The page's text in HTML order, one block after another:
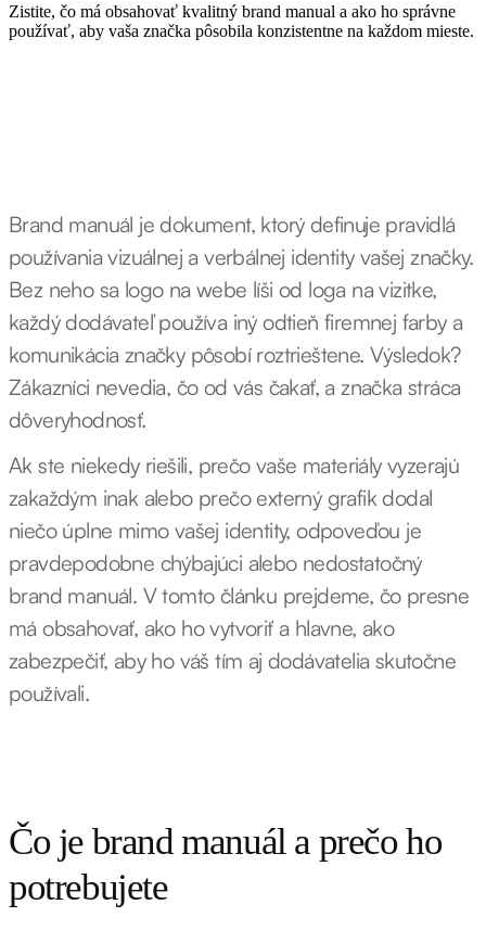
Zistite, čo má obsahovať kvalitný brand manual a ako ho správne
používať, aby vaša značka pôsobila konzistentne na každom mieste.
Brand manuál je dokument, ktorý definuje pravidlá
používania vizuálnej a verbálnej identity vašej značky.
Bez neho sa logo na webe líši od loga na vizitke,
každý dodávateľ používa iný odtieň firemnej farby a
komunikácia značky pôsobí roztrieštene. Výsledok?
Zákazníci nevedia, čo od vás čakať, a značka stráca
dôveryhodnosť.
Ak ste niekedy riešili, prečo vaše materiály vyzerajú
zakaždým inak alebo prečo externý grafik dodal
niečo úplne mimo vašej identity, odpoveďou je
pravdepodobne chýbajúci alebo nedostatočný
brand manuál. V tomto článku prejdeme, čo presne
má obsahovať, ako ho vytvoriť a hlavne, ako
zabezpečiť, aby ho váš tím aj dodávatelia skutočne
používali.
Čo je brand manuál a prečo ho
potrebujete